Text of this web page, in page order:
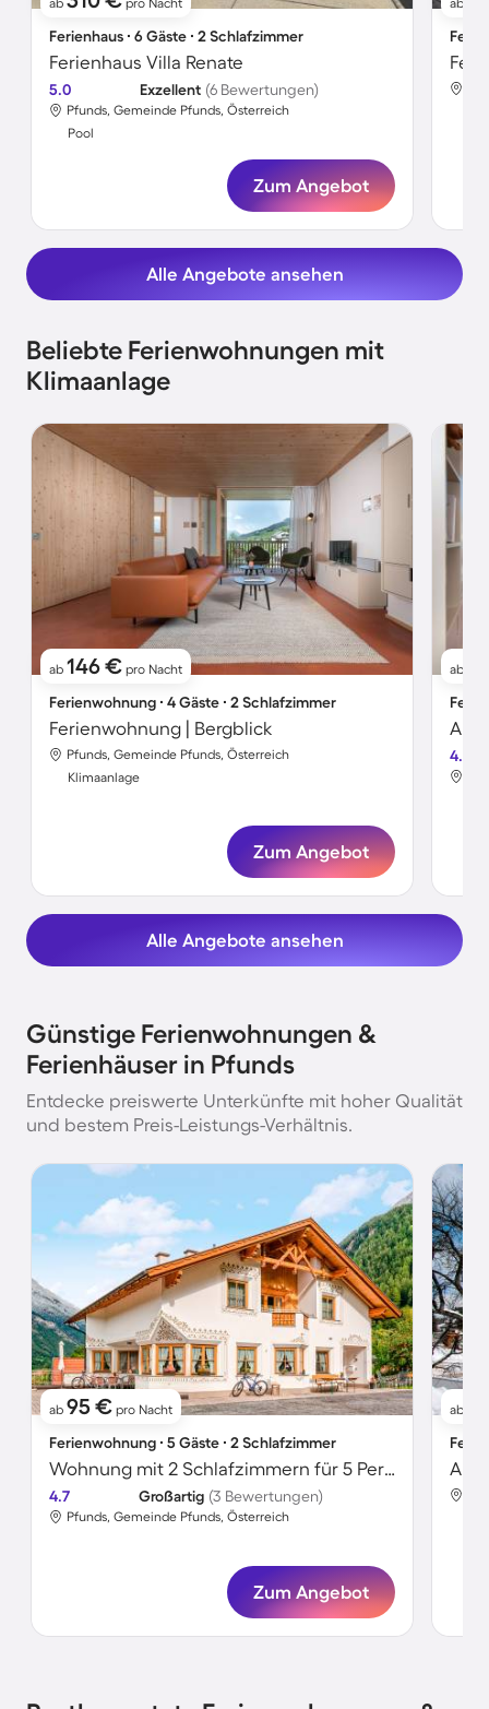
Ferienhaus ∙ 6 Gäste ∙ 2 Schlafzimmer
Ferienhaus Villa Renate
5.0 Exzellent (6 Bewertungen)
Pfunds, Gemeinde Pfunds, Österreich
Pool
Zum Angebot
Alle Angebote ansehen
Beliebte Ferienwohnungen mit
Klimaanlage
ab 146 € pro Nacht
Ferienwohnung ∙ 4 Gäste ∙ 2 Schlafzimmer
Ferienwohnung | Bergblick
Pfunds, Gemeinde Pfunds, Österreich
Klimaanlage
Zum Angebot
ab
4.7
Alle Angebote ansehen
Günstige Ferienwohnungen &
Ferienhäuser in Pfunds
Entdecke preiswerte Unterkünfte mit hoher Qualität
und bestem Preis-Leistungs-Verhältnis.
ab 95 € pro Nacht
Ferienwohnung ∙ 5 Gäste ∙ 2 Schlafzimmer
Wohnung mit 2 Schlafzimmern für 5 Personen
4.7 Großartig (3 Bewertungen)
Pfunds, Gemeinde Pfunds, Österreich
Zum Angebot
ab